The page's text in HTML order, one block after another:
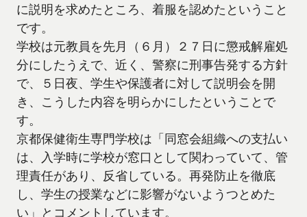
に説明を求めたところ、着服を認めたということ
です。
学校は元教員を先月（６月）２７日に懲戒解雇処
分にしたうえで、近く、警察に刑事告発する方針
で、５日夜、学生や保護者に対して説明会を開
き、こうした内容を明らかにしたということで
す。
京都保健衛生専門学校は「同窓会組織への支払い
は、入学時に学校が窓口として関わっていて、管
理責任があり、反省している。再発防止を徹底
し、学生の授業などに影響がないようつとめた
い」とコメントしています。